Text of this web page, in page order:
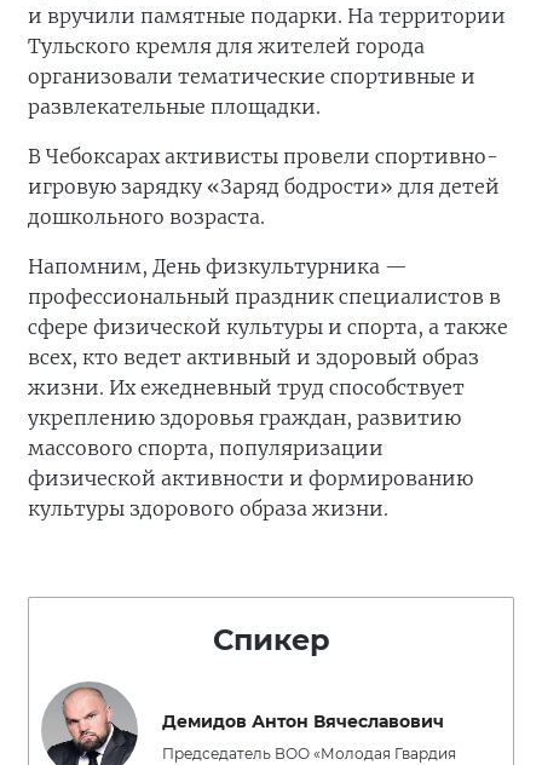
и вручили памятные подарки. На территории
Тульского кремля для жителей города
организовали тематические спортивные и
развлекательные площадки.
В Чебоксарах активисты провели спортивно-
игровую зарядку «Заряд бодрости» для детей
дошкольного возраста.
Напомним, День физкультурника —
профессиональный праздник специалистов в
сфере физической культуры и спорта, а также
всех, кто ведет активный и здоровый образ
жизни. Их ежедневный труд способствует
укреплению здоровья граждан, развитию
массового спорта, популяризации
физической активности и формированию
культуры здорового образа жизни.
Спикер
Демидов Антон Вячеславович
Председатель ВОО «Молодая Гвардия